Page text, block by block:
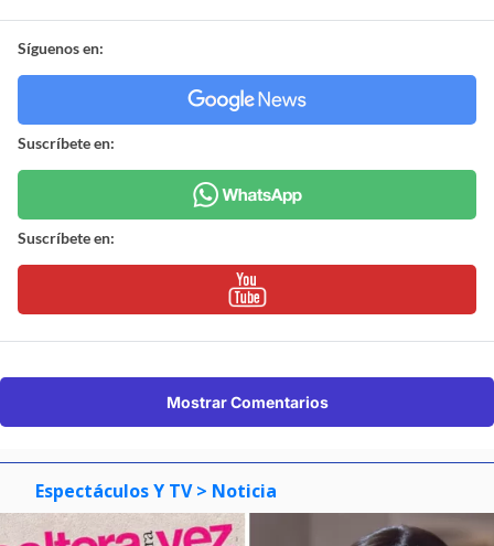
Síguenos en:
Suscríbete en:
Suscríbete en:
Mostrar Comentarios
Espectáculos Y TV > Noticia